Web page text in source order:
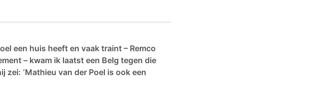
een huis heeft en vaak traint – Remco
– kwam ik laatst een Belg tegen die
‘Mathieu van der Poel is ook een